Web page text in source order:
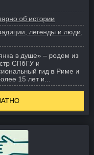
об истории
легенды и люди,
в душе» – родом из
СПбГУ и
гид в Риме и
15 лет и...